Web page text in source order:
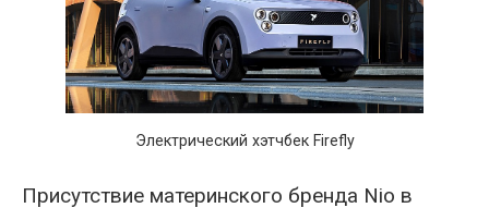
Электрический хэтчбек Firefly
Присутствие материнского бренда Nio в